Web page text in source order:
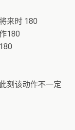
来时 180
180
刻该动作不一定